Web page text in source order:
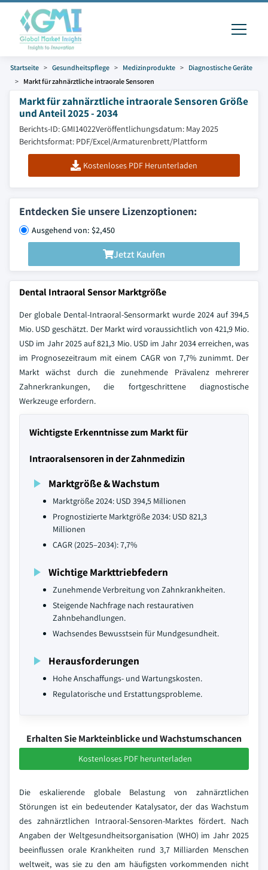
Startseite Gesundheitspflege Medizinprodukte
Diagnostische Geräte
Markt für zahnärztliche intraorale Sensoren
Markt für zahnärztliche intraorale Sensoren Größe
und Anteil 2025 - 2034
Berichts-ID: GMI14022Veröffentlichungsdatum: May 2025
Berichtsformat: PDF/Excel/Armaturenbrett/Plattform
Kostenloses PDF Herunterladen
Entdecken Sie unsere Lizenzoptionen:
Ausgehend von: $2,450
Jetzt Kaufen
Dental Intraoral Sensor Marktgröße
Der globale Dental-Intraoral-Sensormarkt wurde 2024 auf 394,5
Mio. USD geschätzt. Der Markt wird voraussichtlich von 421,9 Mio.
USD im Jahr 2025 auf 821,3 Mio. USD im Jahr 2034 erreichen, was
im Prognosezeitraum mit einem CAGR von 7,7% zunimmt. Der
Markt wächst durch die zunehmende Prävalenz mehrerer
Zahnerkrankungen, die fortgeschrittene diagnostische
Werkzeuge erfordern.
Wichtigste Erkenntnisse zum Markt für
Intraoralsensoren in der Zahnmedizin
Marktgröße & Wachstum
Marktgröße 2024: USD 394,5 Millionen
Prognostizierte Marktgröße 2034: USD 821,3
Millionen
CAGR (2025–2034): 7,7%
Wichtige Markttriebfedern
Zunehmende Verbreitung von Zahnkrankheiten.
Steigende Nachfrage nach restaurativen
Zahnbehandlungen.
Wachsendes Bewusstsein für Mundgesundheit.
Herausforderungen
Hohe Anschaffungs- und Wartungskosten.
Regulatorische und Erstattungsprobleme.
Erhalten Sie Markteinblicke und Wachstumschancen
Kostenloses PDF herunterladen
Die eskalierende globale Belastung von zahnärztlichen
Störungen ist ein bedeutender Katalysator, der das Wachstum
des zahnärztlichen Intraoral-Sensoren-Marktes fördert. Nach
Angaben der Weltgesundheitsorganisation (WHO) im Jahr 2025
beeinflussen orale Krankheiten rund 3,7 Milliarden Menschen
weltweit, was sie zu den am häufigsten vorkommenden nicht